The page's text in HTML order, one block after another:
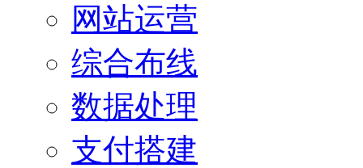
网站运营
综合布线
数据处理
支付搭建